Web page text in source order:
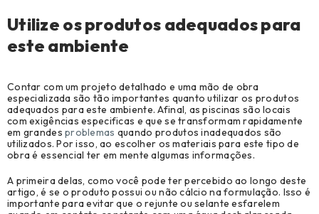
Utilize os produtos adequados para
este ambiente
Contar com um projeto detalhado e uma mão de obra
especializada são tão importantes quanto utilizar os produtos
adequados para este ambiente. Afinal, as piscinas são locais
com exigências especificas e que se transformam rapidamente
em grandesproblemas quando produtos inadequados são
utilizados. Por isso, ao escolher os materiais para este tipo de
obra é essencial ter em mente algumas informações.
A primeira delas, como você pode ter percebido ao longo deste
artigo, é se o produto possui ou não cálcio na formulação. Isso é
importante para evitar que o rejunte ou selante esfarelem